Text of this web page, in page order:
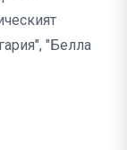
"Белла